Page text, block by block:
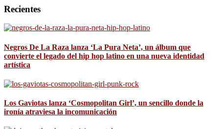
Recientes
Negros De La Raza lanza ‘La Pura Neta’, un álbum que
convierte el legado del hip hop latino en una nueva identidad
artística
Los Gaviotas lanza ‘Cosmopolitan Girl’, un sencillo donde la
ironía atraviesa la incomunicación